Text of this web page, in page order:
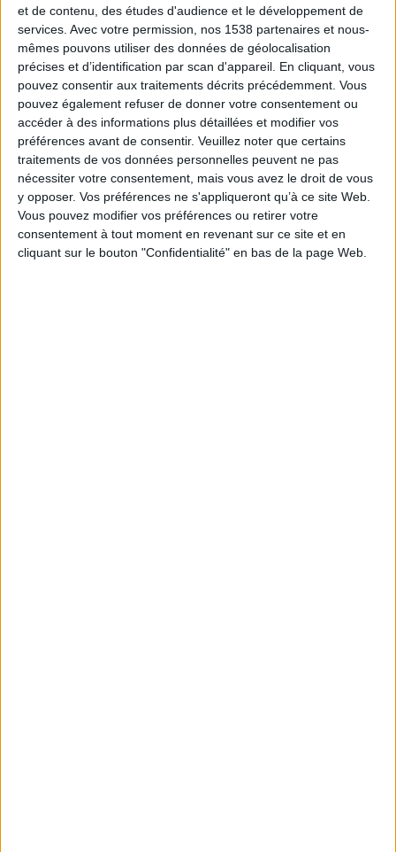
et de contenu, des études d'audience et le développement de
services. Avec votre permission, nos 1538 partenaires et nous-
mêmes pouvons utiliser des données de géolocalisation
précises et d’identification par scan d'appareil. En cliquant, vous
pouvez consentir aux traitements décrits précédemment. Vous
pouvez également refuser de donner votre consentement ou
accéder à des informations plus détaillées et modifier vos
préférences avant de consentir. Veuillez noter que certains
traitements de vos données personnelles peuvent ne pas
nécessiter votre consentement, mais vous avez le droit de vous
y opposer. Vos préférences ne s'appliqueront qu’à ce site Web.
Vous pouvez modifier vos préférences ou retirer votre
consentement à tout moment en revenant sur ce site et en
cliquant sur le bouton "Confidentialité" en bas de la page Web.
le site....
Bonjour,
Il y a un site qui a été crée à l'occasion :
www.woldtelevisionday.tv
Bien à vous :)
AnneLaure
Posté le :14/12 09:12:14 - Par :AnneLaure Dreyfus